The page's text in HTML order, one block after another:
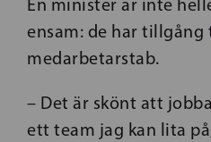
En minister är inte
ensam: de har
medarbetarstab.
– Det är skönt att
ett team jag kan lita